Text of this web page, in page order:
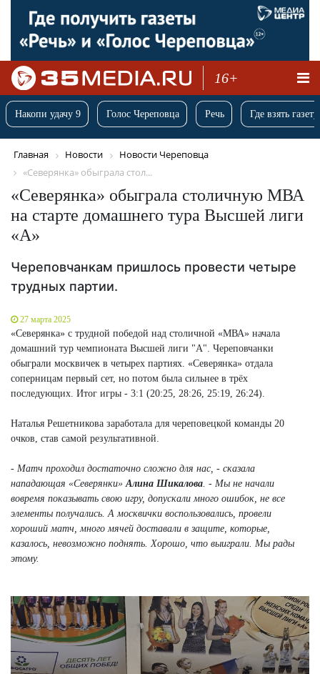
16+
Накопи удачу 9 Голос Череповца Речь Где взять
Главная Новости
Новости Череповца
«Северянка» обыграла стол...
«Северянка» обыграла столичную МВА
на старте домашнего тура Высшей лиги
«А»
Череповчанкам пришлось провести четыре
трудных партии.
27 марта 2025
«Северянка» с трудной победой над столичной «МВА» начала
домашний тур чемпионата Высшей лиги "А". Череповчанки
обыграли москвичек в четырех партиях. «Северянка» отдала
соперницам первый сет, но потом была сильнее в трёх
последующих. Итог игры - 3:1 (20:25, 28:26, 25:19, 26:24).
Наталья Решетникова заработала для череповецкой команды 20
очков, став самой результативной.
- Матч проходил достаточно сложно для нас, - сказала
нападающая «Северянки» Алина Шикалова . - Мы не начали
вовремя показывать свою игру, допускали много ошибок, не все
элементы получались. А москвички воспользовались, провели
хороший матч, много мячей доставали в защите, которые,
казалось, невозможно поднять. Хорошо, что выиграли. Мы рады
этому.